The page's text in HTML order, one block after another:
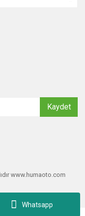
Whatsapp
Kaydet
www.humaoto.com